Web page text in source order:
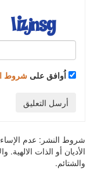
اُوافق على شروط
أرسل التعليق
شروط النشر: عدم
الأديان أو الذات
والشتائم.